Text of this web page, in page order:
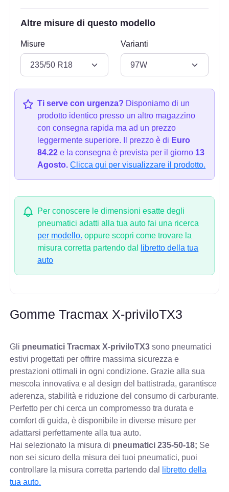
Altre misure di questo modello
Misure Varianti
Ti serve con urgenza? Disponiamo di un
prodotto identico presso un altro magazzino
con consegna rapida ma ad un prezzo
leggermente superiore. Il prezzo è di Euro
84.22 e la consegna è prevista per il giorno 13
Agosto. Clicca qui per visualizzare il prodotto.
Per conoscere le dimensioni esatte degli
pneumatici adatti alla tua auto fai una ricerca
per modello. oppure scopri come trovare la
misura corretta partendo dal
libretto della tua
auto
Gomme Tracmax X-priviloTX3
Gli pneumatici Tracmax X-priviloTX3 sono pneumatici
estivi progettati per offrire massima sicurezza e
prestazioni ottimali in ogni condizione. Grazie alla sua
mescola innovativa e al design del battistrada, garantisce
aderenza, stabilità e riduzione del consumo di carburante.
Perfetto per chi cerca un compromesso tra durata e
comfort di guida, è disponibile in diverse misure per
adattarsi perfettamente alla tua auto.
Hai selezionato la misura di pneumatici235-50-18; Se
non sei sicuro della misura dei tuoi pneumatici, puoi
controllare la misura corretta partendo dal
libretto della
tua auto.